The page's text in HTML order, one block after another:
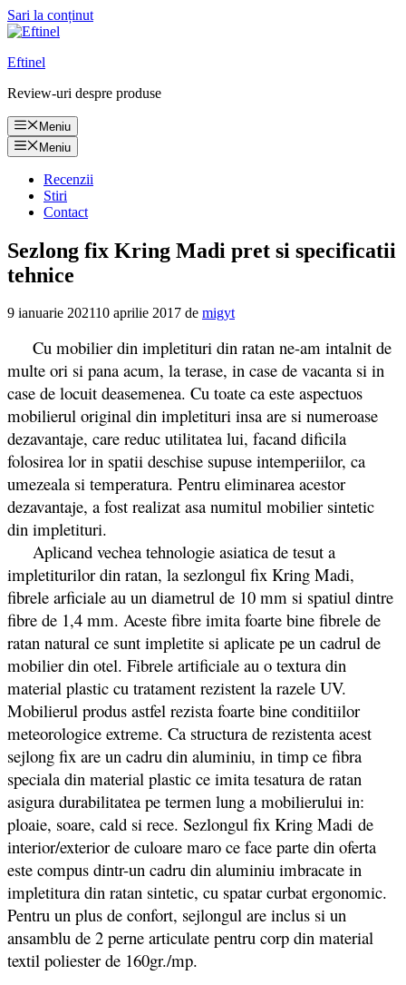
Sari la conținut
Eftinel
Review-uri despre produse
Meniu
Meniu
Recenzii
Stiri
Contact
Sezlong fix Kring Madi pret si specificatii
tehnice
9 ianuarie 202110 aprilie 2017 de migyt
Cu mobilier din impletituri din ratan ne-am intalnit de
multe ori si pana acum, la terase, in case de vacanta si in
case de locuit deasemenea. Cu toate ca este aspectuos
mobilierul original din impletituri insa are si numeroase
dezavantaje, care reduc utilitatea lui, facand dificila
folosirea lor in spatii deschise supuse intemperiilor, ca
umezeala si temperatura. Pentru eliminarea acestor
dezavantaje, a fost realizat asa numitul mobilier sintetic
din impletituri.
Aplicand vechea tehnologie asiatica de tesut a
impletiturilor din ratan, la sezlongul fix Kring Madi,
fibrele arficiale au un diametrul de 10 mm si spatiul dintre
fibre de 1,4 mm. Aceste fibre imita foarte bine fibrele de
ratan natural ce sunt impletite si aplicate pe un cadrul de
mobilier din otel. Fibrele artificiale au o textura din
material plastic cu tratament rezistent la razele UV.
Mobilierul produs astfel rezista foarte bine conditiilor
meteorologice extreme. Ca structura de rezistenta acest
sejlong fix are un cadru din aluminiu, in timp ce fibra
speciala din material plastic ce imita tesatura de ratan
asigura durabilitatea pe termen lung a mobilierului in:
ploaie, soare, cald si rece. Sezlongul fix Kring Madi de
interior/exterior de culoare maro ce face parte din oferta
este compus dintr-un cadru din aluminiu imbracate in
impletitura din ratan sintetic, cu spatar curbat ergonomic.
Pentru un plus de confort, sejlongul are inclus si un
ansamblu de 2 perne articulate pentru corp din material
textil poliester de 160gr./mp.